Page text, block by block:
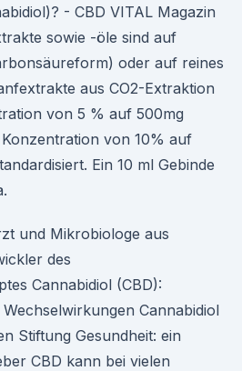
- CBD VITAL Magazin
sowie -öle sind auf
oder auf reines
aus CO2-Extraktion
von 5 % auf 500mg
von 10% auf
Ein 10 ml Gebinde
und Mikrobiologe aus
des
Cannabidiol (CBD):
Cannabidiol
Stiftung Gesundheit: ein
CBD kann bei vielen